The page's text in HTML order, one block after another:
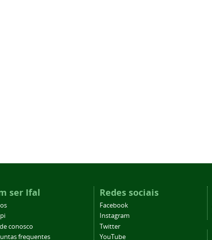
ser Ifal
conosco
frequentes
Redes sociais
Facebook
Instagram
Twitter
YouTube